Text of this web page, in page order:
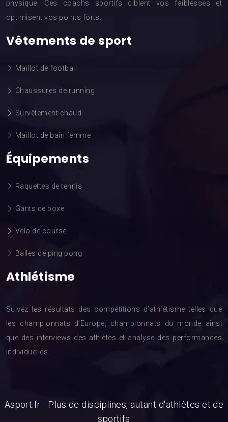
physique. Ces coachs sportifs ciblent vos faiblesses et
optimisent vos points forts.
Vêtements de sport
Maillot de football
Chaussures de running
Survêtement chaud
Maillot de bain femme
Équipements
Raquettes de tennis
Gants de boxe
Vélo de course
Balles de ping pong
Athlétisme
Suivez les résultats des compétitions d’athlétisme telles que
les championnats d’Europe, championnats du monde ainsi
que des interviews des athlètes et analyse des performances
individuelles.
Asport.fr - Plus de disciplines, autant d'athlètes et de
sportifs